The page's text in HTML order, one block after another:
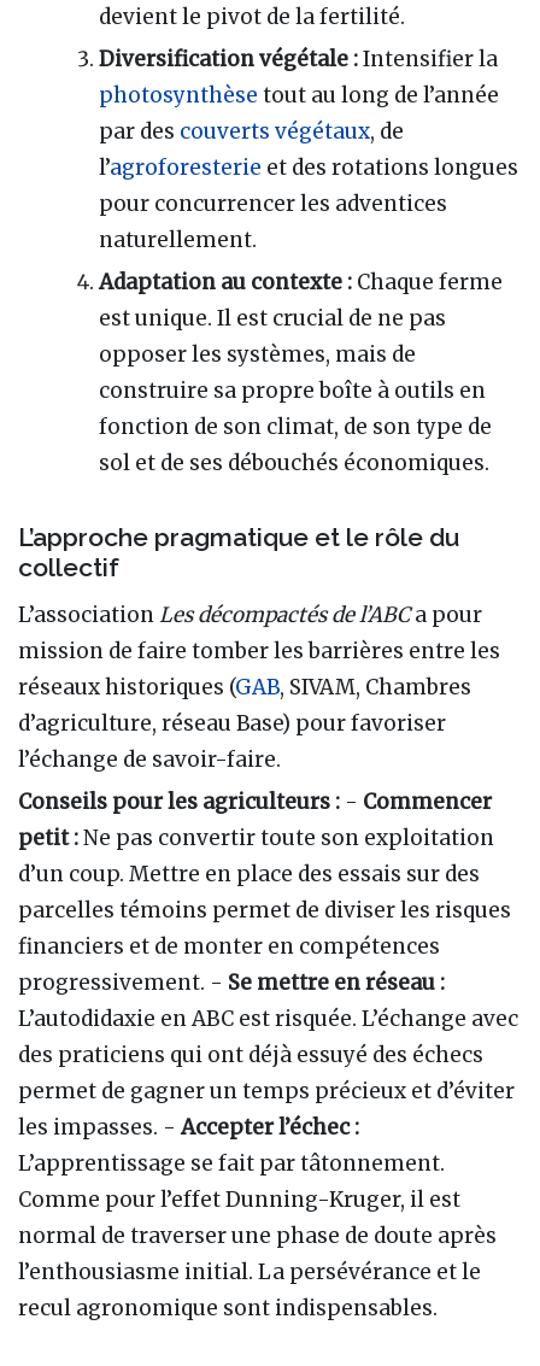
devient le pivot de la fertilité.
Diversification végétale :Intensifier la
photosynthèse tout au long de l’année
par des couverts végétaux, de
l’agroforesterie et des rotations longues
pour concurrencer les adventices
naturellement.
Adaptation au contexte : Chaque ferme
est unique. Il est crucial de ne pas
opposer les systèmes, mais de
construire sa propre boîte à outils en
fonction de son climat, de son type de
sol et de ses débouchés économiques.
L’approche pragmatique et le rôle du
collectif
L’associationLes décompactés de l’ABCa pour
mission de faire tomber les barrières entre les
réseaux historiques (GAB, SIVAM, Chambres
d’agriculture, réseau Base) pour favoriser
l’échange de savoir-faire.
Conseils pour les agriculteurs : - Commencer
petit :Ne pas convertir toute son exploitation
d’un coup. Mettre en place des essais sur des
parcelles témoins permet de diviser les risques
financiers et de monter en compétences
progressivement. - Se mettre en réseau :
L’autodidaxie en ABC est risquée. L’échange avec
des praticiens qui ont déjà essuyé des échecs
permet de gagner un temps précieux et d’éviter
les impasses. -Accepter l’échec :
L’apprentissage se fait par tâtonnement.
Comme pour l’effet Dunning-Kruger, il est
normal de traverser une phase de doute après
l’enthousiasme initial. La persévérance et le
recul agronomique sont indispensables.